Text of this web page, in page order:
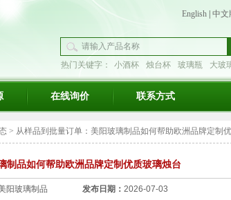
English 中文
热门关键字： 小酒杯 烛台杯 玻璃瓶 大玻
璃
在线询价 联系方式
> 从样品到批量订单：美阳玻璃制品如何帮助欧洲品牌定制
制品如何帮助欧洲品牌定制优质玻璃烛台
阳玻璃制品 发布日期： 2026-07-03